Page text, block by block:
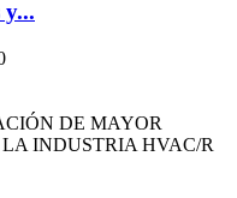
DE MAYOR
INDUSTRIA HVAC/R